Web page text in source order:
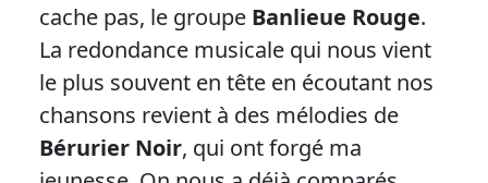
cache pas, le groupe Banlieue Rouge.
La redondance musicale qui nous vient
le plus souvent en tête en écoutant nos
chansons revient à des mélodies de
Bérurier Noir, qui ont forgé ma